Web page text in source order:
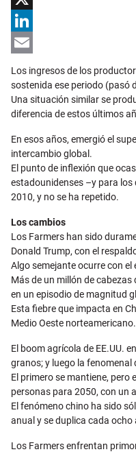
X
LinkedIn
Email
Los ingresos de los
sostenida ese periodo (pasó
Una situación similar se
diferencia de estos últimos
En esos años, emergió el
intercambio global.
El punto de inflexión que
estadounidenses –y para los
2010, y no se ha repetido.
Los cambios
Los Farmers han sido
Donald Trump, con el
Algo semejante ocurre con
Más de un millón de
en un episodio de magnitud
Esta fiebre que impacta en
Medio Oeste norteamericano.
El boom agrícola de EE.UU.
granos; y luego la fenomenal
El primero se mantiene, pero
personas para 2050, con un
El fenómeno chino ha sido
anual y se duplica cada
Los Farmers enfrentan